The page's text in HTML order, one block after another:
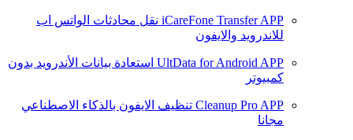
iCareFone Transfer APP نقل محادثات الواتس اب
للاندرويد والايفون
UltData for Android APP استعادة بيانات الأندرويد بدون
كمبيوتر
Cleanup Pro APP تنظيف الايفون بالذكاء الاصطناعي
مجانا